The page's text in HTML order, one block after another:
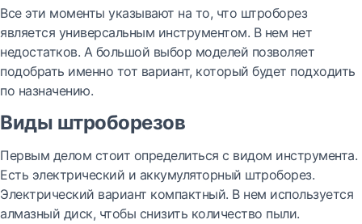
Все эти моменты указывают на то, что штроборез
является универсальным инструментом. В нем нет
недостатков. А большой выбор моделей позволяет
подобрать именно тот вариант, который будет подходить
по назначению.
Виды штроборезов
Первым делом стоит определиться с видом инструмента.
Есть электрический и аккумуляторный штроборез.
Электрический вариант компактный. В нем используется
алмазный диск, чтобы снизить количество пыли.